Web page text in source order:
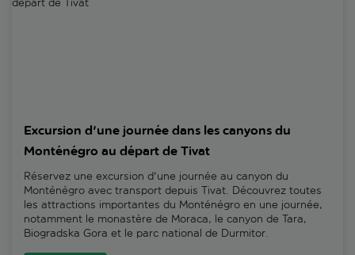
Excursion d'une journée dans les canyons du
Monténégro au départ de Tivat
Réservez une excursion d'une journée au canyon du
Monténégro avec transport depuis Tivat. Découvrez toutes
les attractions importantes du Monténégro en une journée,
notamment le monastère de Moraca, le canyon de Tara,
Biogradska Gora et le parc national de Durmitor.